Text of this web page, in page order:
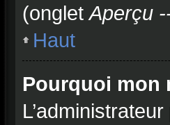
(onglet Aperçu
Haut
Pourquoi mon